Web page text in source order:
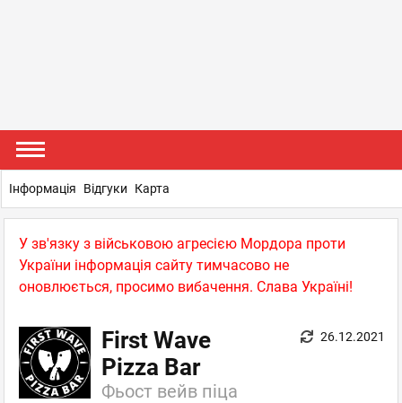
У зв'язку з військовою агресією Мордора проти
України інформація сайту тимчасово не
оновлюється, просимо вибачення. Слава Україні!
First Wave
Pizza Bar
Фьост вейв піца
26.12.2021
Інформація Відгуки Карта